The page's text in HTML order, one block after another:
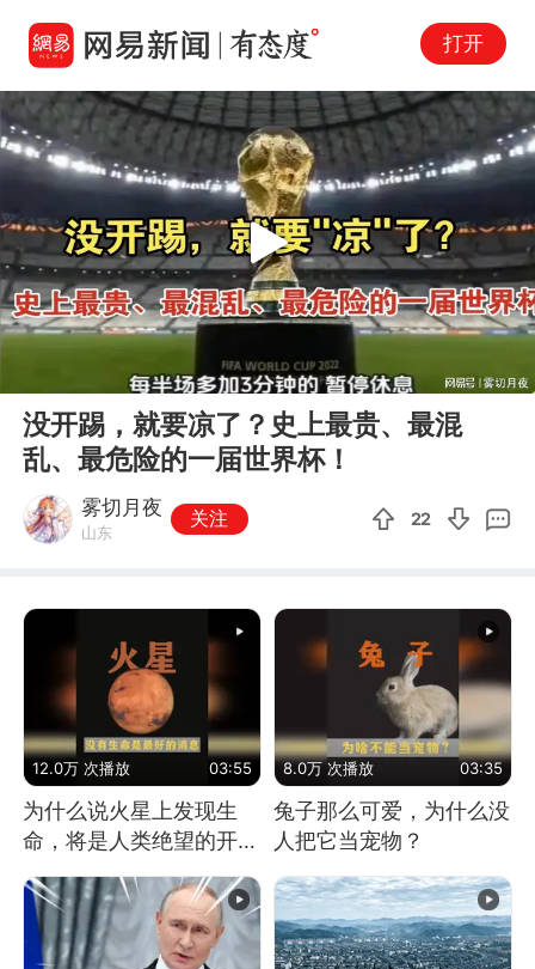
打开
07:52
Play
没开踢，就要凉了？史上最贵、最混
乱、最危险的一届世界杯！
雾切月夜
山东
关注 22
12.0万 次播放 03:55
为什么说火星上发现生
命，将是人类绝望的开
始？
8.0万 次播放 03:35
兔子那么可爱，为什么没
人把它当宠物？